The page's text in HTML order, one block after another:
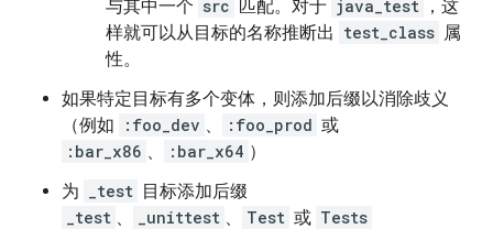
与其中一个 src 匹配。对于 java_test ，这
样就可以从目标的名称推断出 test_class 属
性。
如果特定目标有多个变体，则添加后缀以消除歧义
（例如
:foo_dev 、 :foo_prod 或
:bar_x86 、 :bar_x64 ）
为
_test 目标添加后缀
_test 、 _unittest 、 Test 或 Tests